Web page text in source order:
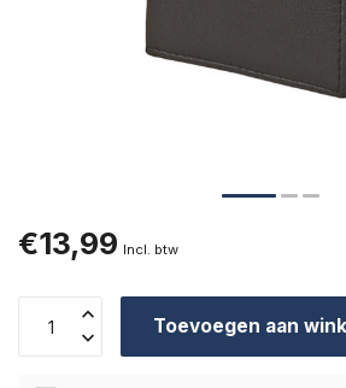
€13,99 Incl. btw
Toevoegen aan